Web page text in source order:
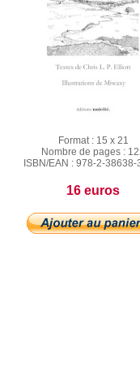
Format : 15 x 21
Nombre de pages :
ISBN/EAN : 978-2-38638-
16 euros